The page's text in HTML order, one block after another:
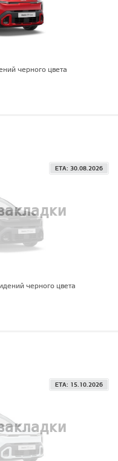
черного цвета
ETA: 30.08.2026
черного цвета
ETA: 15.10.2026